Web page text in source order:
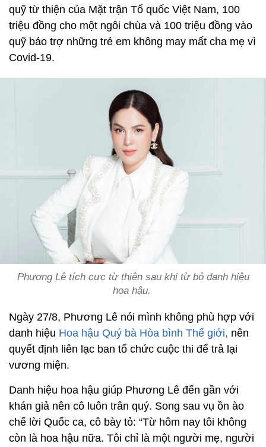
quỹ từ thiện của Mặt trận Tổ quốc Việt Nam, 100
triệu đồng cho một ngôi chùa và 100 triệu đồng vào
quỹ bảo trợ những trẻ em không may mất cha mẹ vì
Covid-19.
Phương Lê tích cực từ thiện sau khi từ bỏ danh hiệu
hoa hậu.
Ngày 27/8, Phương Lê nói mình không phù hợp với
danh hiệu Hoa hậu Quý bà Hòa bình Thế giới, nên
quyết định liên lạc ban tổ chức cuộc thi để trả lại
vương miện.
Danh hiệu hoa hậu giúp Phương Lê đến gần với
khán giả nên cô luôn trân quý. Song sau vụ ồn ào
chế lời Quốc ca, cô bày tỏ: “Từ hôm nay tôi không
còn là hoa hậu nữa. Tôi chỉ là một người mẹ, người